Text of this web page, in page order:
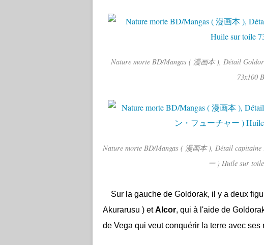
Nature morte BD/Mangas ( 漫画本 ), Détail
73x100
Nature morte BD/Mangas ( 漫画本 ), Détail
ー ) Huile sur
Sur la gauche de Goldorak, il y a deux
Akurarusu ) etAlcor, qui à l'aide de
de Vega qui veut conquérir la terre avec ses